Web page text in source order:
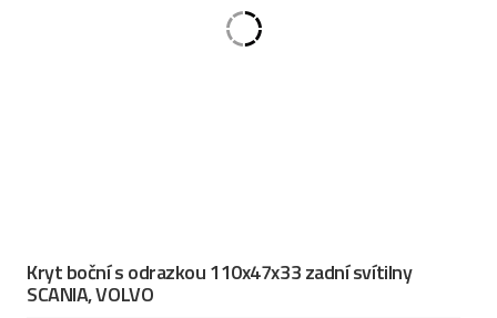
Kryt boční s odrazkou 110x47x33 zadní svítilny
SCANIA, VOLVO